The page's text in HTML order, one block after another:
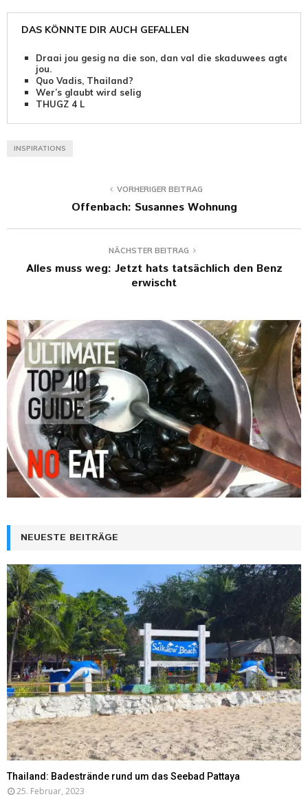
DAS KÖNNTE DIR AUCH GEFALLEN
Draai jou gesig na die son, dan val die skaduwees agter
jou.
Quo Vadis, Thailand?
Wer’s glaubt wird selig
THUGZ 4 L
INSPIRATIONS
VORHERIGER BEITRAG
Offenbach: Susannes Wohnung
NÄCHSTER BEITRAG
Alles muss weg: Jetzt hats tatsächlich den Benz
erwischt
NEUESTE BEITRÄGE
Thailand: Badestrände rund um das Seebad Pattaya
25. Februar, 2023